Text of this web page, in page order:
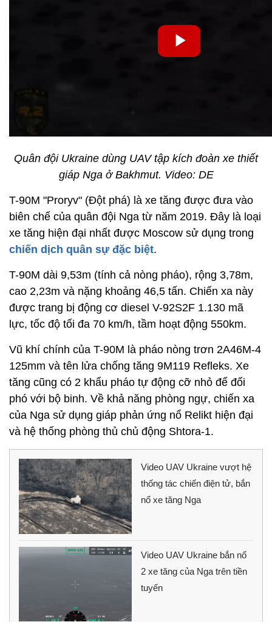
Quân đội Ukraine dùng UAV tập kích đoàn xe thiết
giáp Nga ở Bakhmut. Video: DE
T-90M "Proryv" (Đột phá) là xe tăng được đưa vào
biên chế của quân đội Nga từ năm 2019. Đây là loại
xe tăng hiện đại nhất được Moscow sử dụng trong
chiến dịch quân sự đặc biệt.
T-90M dài 9,53m (tính cả nòng pháo), rộng 3,78m,
cao 2,23m và nặng khoảng 46,5 tấn. Chiến xa này
được trang bị động cơ diesel V-92S2F 1.130 mã
lực, tốc độ tối đa 70 km/h, tầm hoạt động 550km.
Vũ khí chính của T-90M là pháo nòng trơn 2A46M-4
125mm và tên lửa chống tăng 9M119 Refleks. Xe
tăng cũng có 2 khẩu pháo tự động cỡ nhỏ để đối
phó với bộ binh. Về khả năng phòng ngự, chiến xa
của Nga sử dụng giáp phản ứng nổ Relikt hiện đại
và hệ thống phòng thủ chủ động Shtora-1.
Video UAV Ukraine vượt hệ
thống tác chiến điện tử, bắn
nổ xe tăng Nga
Video UAV Ukraine bắn nổ
2 xe tăng của Nga trên tiền
tuyến